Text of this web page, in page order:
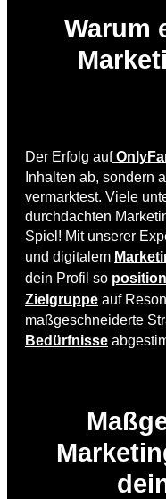
Warum
Der Erfolg auf
Inhalten ab, sondern
vermarktest. Viele
durchdachten
Spiel! Mit unserer
und digitalem
dein Profil so
Zielgruppe auf
maßgeschneiderte
Bedürfnisse